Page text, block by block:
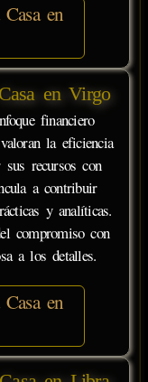
en
en Virgo
financiero
la eficiencia
recursos con
a contribuir
y analíticas.
compromiso con
a los detalles.
en